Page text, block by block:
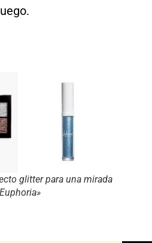
glitter para una mirada